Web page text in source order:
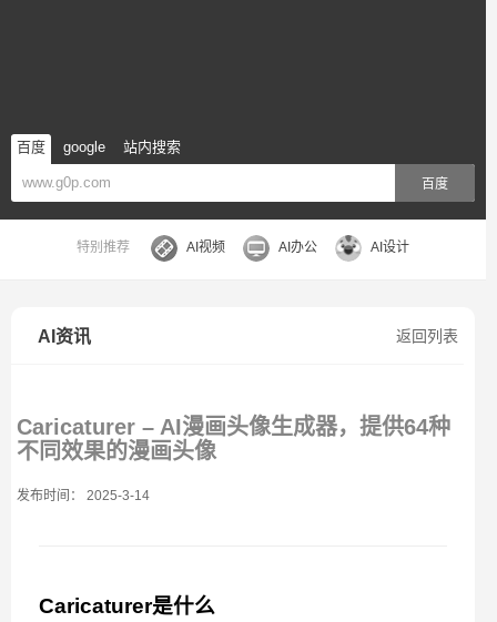
百度 google 站内搜索
百度
特别推荐 AI视频 AI办公 AI设计
返回列表
AI资讯
Caricaturer – AI漫画头像生成器，提供64种
不同效果的漫画头像
发布时间： 2025-3-14
Caricaturer是什么